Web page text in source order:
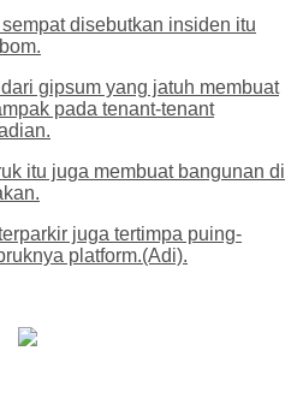
disebutkan insiden itu
gipsum yang jatuh membuat
pada tenant-tenant
itu juga membuat bangunan di
juga tertimpa puing-
platform.(Adi).